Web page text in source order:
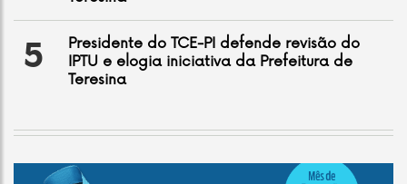
5
Presidente do TCE-PI defende revisão do
IPTU e elogia iniciativa da Prefeitura de
Teresina